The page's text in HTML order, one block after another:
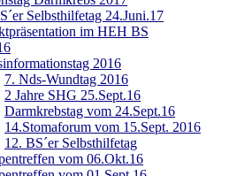
Selbsthilfetag 24.Juni.17
im HEH BS
2016
7. Nds-Wundtag 2016
2 Jahre SHG 25.Sept.16
Darmkrebstag vom 24.Sept.16
14.Stomaforum vom 15.Sept. 2016
12. BS´er Selbsthilfetag
vom 06.Okt.16